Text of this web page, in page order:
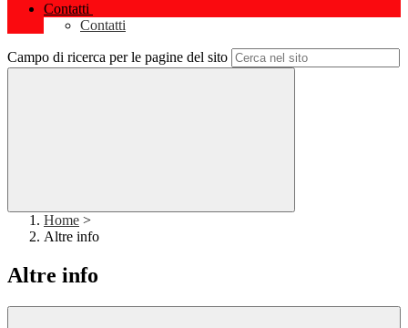
Contatti
Contatti
Campo di ricerca per le pagine del sito
Home >
Altre info
Altre info